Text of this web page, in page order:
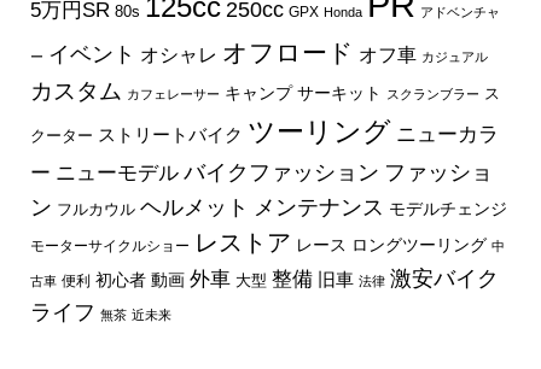
5万円SR 80s 125cc 250cc GPX Honda アドベンチャ
ー イベント オシャレ オフロード オフ車 カジュアル
カスタム カフェレーサー キャンプ サーキット スクランブラー ス
クーター ストリートバイク ツーリング ニューカラ
ー ニューモデル バイクファッション ファッショ
ン フルカウル ヘルメット メンテナンス モデルチェンジ
モーターサイクルショー レストア レース ロングツーリング 中
古車 便利 初心者 動画 外車 大型 整備 旧車 法律 激安バイク
ライフ 無茶 近未来